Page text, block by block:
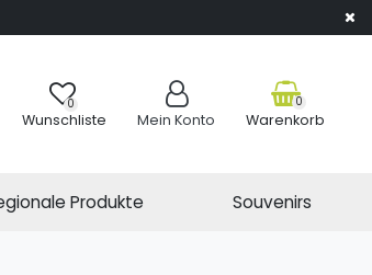
0
Wunschliste Mein Konto
0
Warenkorb
Produkte Souvenirs